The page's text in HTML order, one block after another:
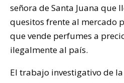
señora de Santa Juana que
quesitos frente al mercado
que vende perfumes a
ilegalmente al país.
El trabajo investigativo de